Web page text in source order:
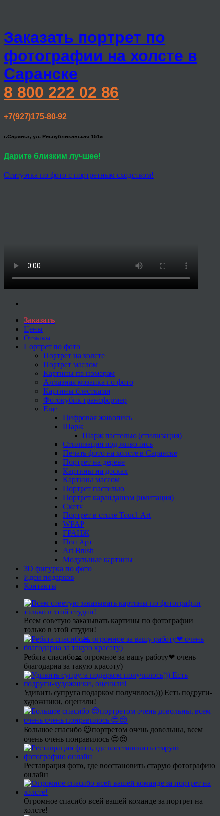
Заказать портрет по
фотографии на холсте в
Саранске
8 800 222 02 86
+7(927)175-80-92
г.Саранск, ул. Республиканская 151а
Дарите близким лучшее!
Статуэтка по фото с портретным сходством!
Заказать
Цены
Отзывы
Портрет по фото
Портрет на холсте
Портрет маслом
Картины по номерам
Алмазная мозаика по фото
Картины блестками
Фотокубик трансформер
Еще
Цифровая живопись
Шарж
Шарж пастелью (стилизация)
Стилизация под живопись
Печать фото на холсте в Саранске
Портрет на дереве
Картины на досках
Картины маслом
Портрет пастелью
Портрет карандашом (имитация)
Скетч
Портрет в стиле Touch Art
WPAP
ГРАНЖ
Поп Арт
Art Brush
Модульные картины
3D фигурка по фото
Идеи подарков
Контакты
Всем советую заказывать картины по фотографии
только в этой студии!
Ребята спасибо🙏 огромное за вашу работу❤ очень
благодарна за такую красоту)
Удивить супруга подарком получилось))) Есть подруги-
художники, оценили!
Большое спасибо 😍портретом очень довольны, всем
очень очень понравилось 😍😍
Реставрация фото, где восстановить старую фотографию
онлайн
Огромное спасибо всей вашей команде за портрет на
холсте!